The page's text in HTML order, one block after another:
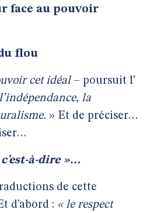
face au pouvoir
flou
cet idéal– poursuit l’
la
» Et de préciser…
à-dire »…
de cette
d’abord : « le respect